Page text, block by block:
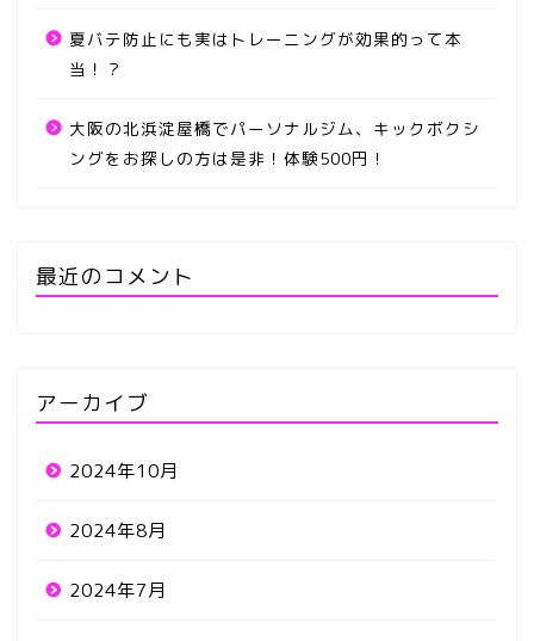
夏バテ防止にも実はトレーニングが効果的って本
当！？
大阪の北浜淀屋橋でパーソナルジム、キックボクシ
ングをお探しの方は是非！体験500円！
最近のコメント
アーカイブ
2024年10月
2024年8月
2024年7月